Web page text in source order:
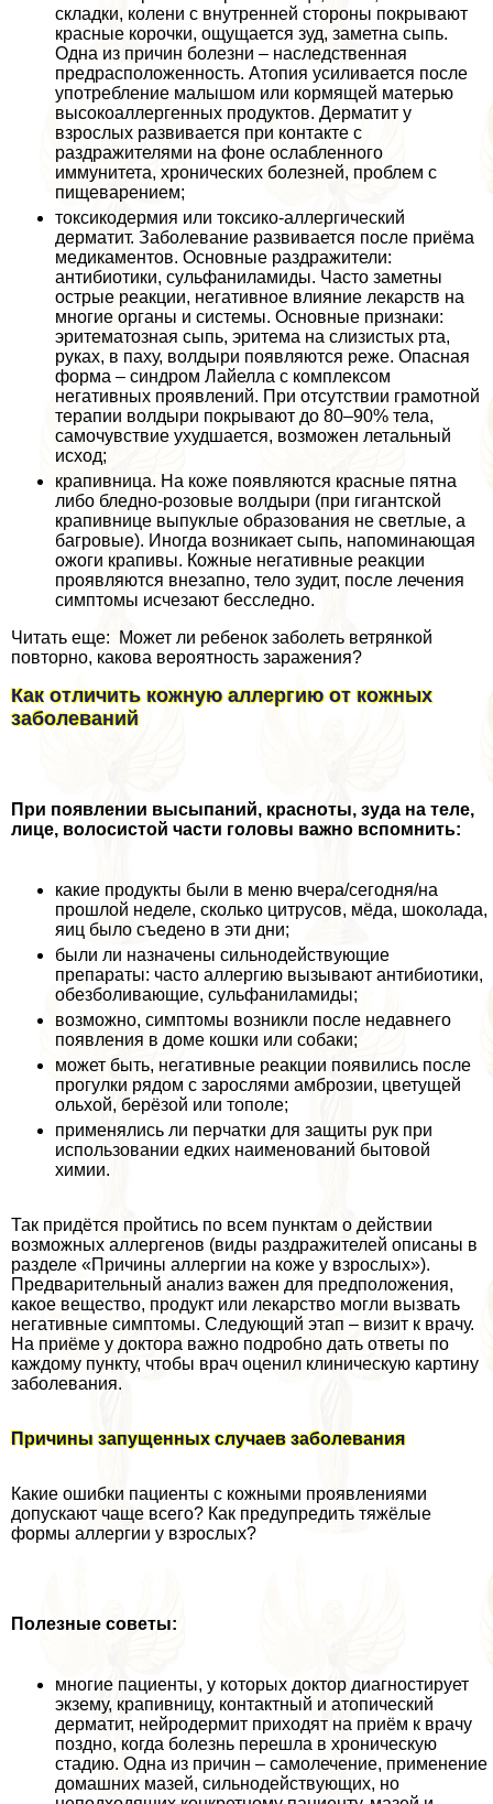
складки, колени с внутренней стороны покрывают
красные корочки, ощущается зуд, заметна сыпь.
Одна из причин болезни – наследственная
предрасположенность. Атопия усиливается после
употрeбление малышом или кормящей матерью
высокоаллергенных продуктов. Дерматит у
взрослых развивается при контакте с
раздражителями на фоне ослабленного
иммунитета, хронических болезней, проблем с
пищеварением;
токсикодермия или токсико-аллергический
дерматит. Заболевание развивается после приёма
медикаментов. Основные раздражители:
антибиотики, сульфаниламиды. Часто заметны
острые реакции, негативное влияние лекарств на
многие органы и системы. Основные признаки:
эритематозная сыпь, эритема на слизистых рта,
руках, в паху, волдыри появляются реже. Опасная
форма – синдром Лайелла с комплексом
негативных проявлений. При отсутствии грамотной
терапии волдыри покрывают до 80–90% тела,
самочувствие ухудшается, возможен летальный
исход;
крапивница. На коже появляются красные пятна
либо бледно-розовые волдыри (при гигантской
крапивнице выпуклые образования не светлые, а
багровые). Иногда возникает сыпь, напоминающая
ожоги крапивы. Кожные негативные реакции
проявляются внезапно, тело зудит, после лечения
симптомы исчезают бесследно.
Читать еще: Может ли ребенок заболеть ветрянкой
повторно, какова вероятность заражения?
Как отличить кожную аллергию от кожных
заболеваний
При появлении высыпаний, красноты, зуда на теле,
лице, волосистой части головы важно вспомнить:
какие продукты были в меню вчера/сегодня/на
прошлой неделе, сколько цитрусов, мёда, шоколада,
яиц было съедено в эти дни;
были ли назначены сильнодействующие
препараты: часто аллергию вызывают антибиотики,
обезболивающие, сульфаниламиды;
возможно, симптомы возникли после недавнего
появления в доме кошки или собаки;
может быть, негативные реакции появились после
прогулки рядом с зарослями амброзии, цветущей
ольхой, берёзой или тополе;
применялись ли перчатки для защиты рук при
использовании едких наименований бытовой
химии.
Так придётся пройтись по всем пунктам о действии
возможных аллергенов (виды раздражителей описаны в
разделе «Причины аллергии на коже у взрослых»).
Предварительный анализ важен для предположения,
какое вещество, продукт или лекарство могли вызвать
негативные симптомы. Следующий этап – визит к врачу.
На приёме у доктора важно подробно дать ответы по
каждому пункту, чтобы врач оценил клиническую картину
заболевания.
Причины запущенных случаев заболевания
Какие ошибки пациенты с кожными проявлениями
допускают чаще всего? Как предупредить тяжёлые
формы аллергии у взрослых?
Полезные советы:
многие пациенты, у которых доктор диагностирует
экзему, крапивницу, контактный и атопический
дерматит, нейродермит приходят на приём к врачу
поздно, когда болезнь перешла в хроническую
стадию. Одна из причин – самолечение, применение
домашних мазей, сильнодействующих, но